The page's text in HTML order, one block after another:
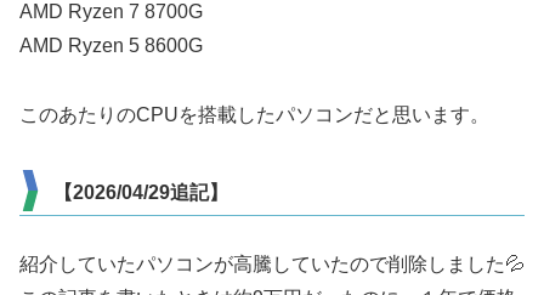
AMD Ryzen 7 8700G
AMD Ryzen 5 8600G
このあたりのCPUを搭載したパソコンだと思います。
【2026/04/29追記】
紹介していたパソコンが高騰していたので削除しました💦